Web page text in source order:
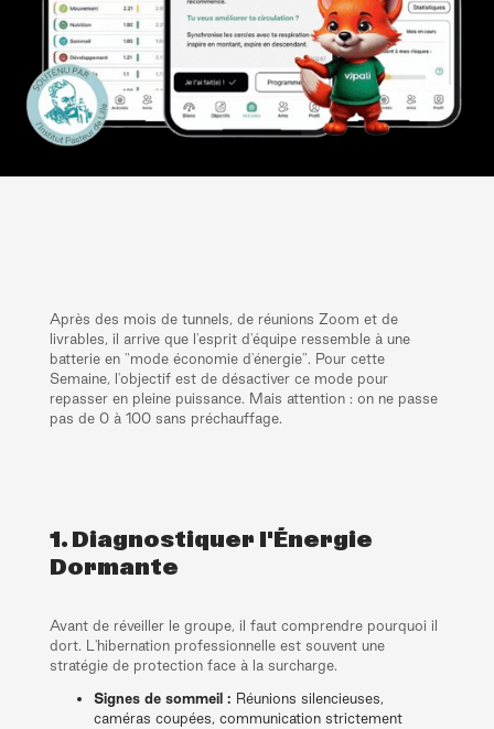
Après des mois de tunnels, de réunions Zoom et de
livrables, il arrive que l'esprit d'équipe ressemble à une
batterie en "mode économie d'énergie". Pour cette
Semaine, l'objectif est de désactiver ce mode pour
repasser en pleine puissance. Mais attention : on ne passe
pas de 0 à 100 sans préchauffage.
1. Diagnostiquer l'Énergie
Dormante
Avant de réveiller le groupe, il faut comprendre pourquoi il
dort. L'hibernation professionnelle est souvent une
stratégie de protection face à la surcharge.
Signes de sommeil : Réunions silencieuses,
caméras coupées, communication strictement